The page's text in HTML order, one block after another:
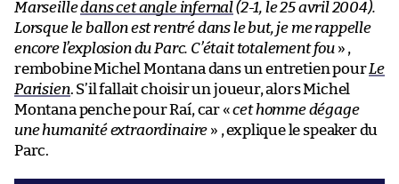
Marseilledans cet angle infernal(2-1, le 25 avril 2004).
Lorsque le ballon est rentré dans le but, je me rappelle
encore l’explosion du Parc. C’était totalement fou » ,
rembobine Michel Montana dans un entretien pourLe
Parisien. S’il fallait choisir un joueur, alors Michel
Montana penche pour Raí, car «cet homme dégage
une humanité extraordinaire » , explique le speaker du
Parc.